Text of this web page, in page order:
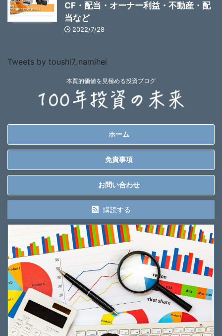
CF・配当・オーナー利益・不動産・配
当など
2022/7/28
Tweets by toushi7_namihei
本質的価値を見極める投資ブログ
ホーム
免責事項
お問い合わせ
購読する